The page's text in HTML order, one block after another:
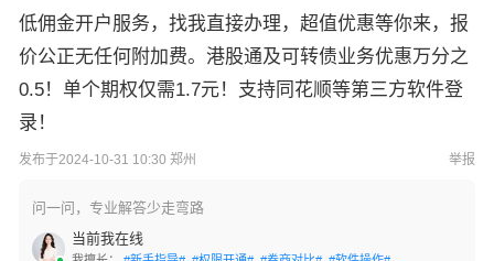
低佣金开户服务，找我直接办理，超值优惠等你来，报
价公正无任何附加费。港股通及可转债业务优惠万分之
0.5！单个期权仅需1.7元！支持同花顺等第三方软件登
录！
发布于2024-10-31 10:30 郑州 举报
问一问，专业解答少走弯路
当前我在线